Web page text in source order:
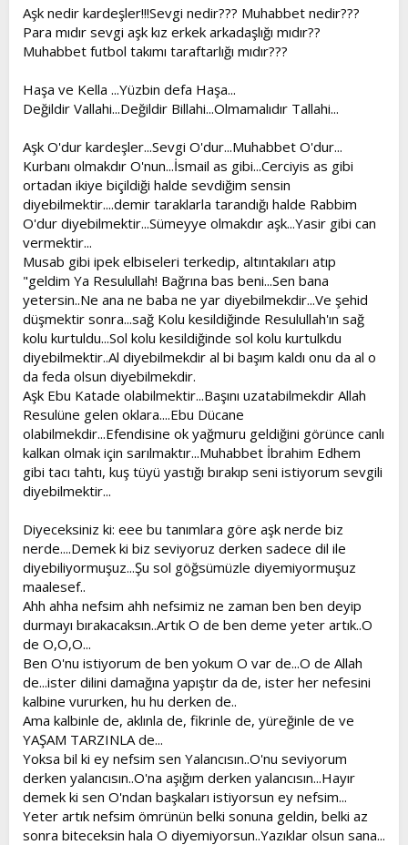
l
t
a
a
h
Aşk nedir kardeşler!!!Sevgi nedir??? Muhabbet nedir???
Para mıdır sevgi aşk kız erkek arkadaşlığı mıdır??
Muhabbet futbol takımı taraftarlığı mıdır???
Haşa ve Kella ...Yüzbin defa Haşa...
Değildir Vallahi...Değildir Billahi...Olmamalıdır Tallahi...
Aşk O'dur kardeşler...Sevgi O'dur...Muhabbet O'dur...
Kurbanı olmakdır O'nun...İsmail as gibi...Cerciyis as gibi
ortadan ikiye biçildiği halde sevdiğim sensin
diyebilmektir....demir taraklarla tarandığı halde Rabbim
O'dur diyebilmektir...Sümeyye olmakdır aşk...Yasir gibi can
vermektir...
Musab gibi ipek elbiseleri terkedip, altıntakıları atıp
"geldim Ya Resulullah! Bağrına bas beni...Sen bana
yetersin..Ne ana ne baba ne yar diyebilmekdir...Ve şehid
düşmektir sonra...sağ Kolu kesildiğinde Resulullah'ın sağ
kolu kurtuldu...Sol kolu kesildiğinde sol kolu kurtulkdu
diyebilmektir..Al diyebilmekdir al bi başım kaldı onu da al o
da feda olsun diyebilmekdir.
Aşk Ebu Katade olabilmektir...Başını uzatabilmekdir Allah
Resulüne gelen oklara....Ebu Dücane
olabilmekdir...Efendisine ok yağmuru geldiğini görünce canlı
kalkan olmak için sarılmaktır...Muhabbet İbrahim Edhem
gibi tacı tahtı, kuş tüyü yastığı bırakıp seni istiyorum sevgili
diyebilmektir...
Diyeceksiniz ki: eee bu tanımlara göre aşk nerde biz
nerde....Demek ki biz seviyoruz derken sadece dil ile
diyebiliyormuşuz...Şu sol göğsümüzle diyemiyormuşuz
maalesef..
Ahh ahha nefsim ahh nefsimiz ne zaman ben ben deyip
durmayı bırakacaksın..Artık O de ben deme yeter artık..O
de O,O,O...
Ben O'nu istiyorum de ben yokum O var de...O de Allah
de...ister dilini damağına yapıştır da de, ister her nefesini
kalbine vururken, hu hu derken de..
Ama kalbinle de, aklınla de, fikrinle de, yüreğinle de ve
YAŞAM TARZINLA de...
Yoksa bil ki ey nefsim sen Yalancısın..O'nu seviyorum
derken yalancısın..O'na aşığım derken yalancısın...Hayır
demek ki sen O'ndan başkaları istiyorsun ey nefsim...
Yeter artık nefsim ömrünün belki sonuna geldin, belki az
sonra biteceksin hala O diyemiyorsun..Yazıklar olsun sana...